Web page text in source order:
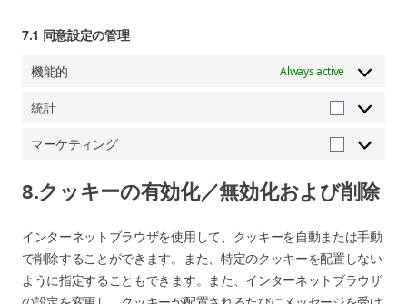
7.1 同意設定の管理
機能的 Always active
統計
統
計
マーケティング
マ
ケ
ィ
ン
グ
8.クッキーの有効化／無効化および削除
インターネットブラウザを使用して、クッキーを自動または手動
で削除することができます。また、特定のクッキーを配置しない
ように指定することもできます。また、インターネットブラウザ